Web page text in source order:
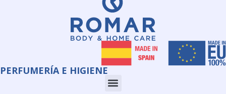
PERFUMERÍA E HIGIENE